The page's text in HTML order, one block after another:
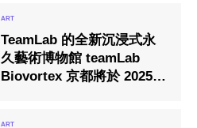
TeamLab 的全新沉浸式永
久藝術博物館 teamLab
Biovortex 京都將於 2025